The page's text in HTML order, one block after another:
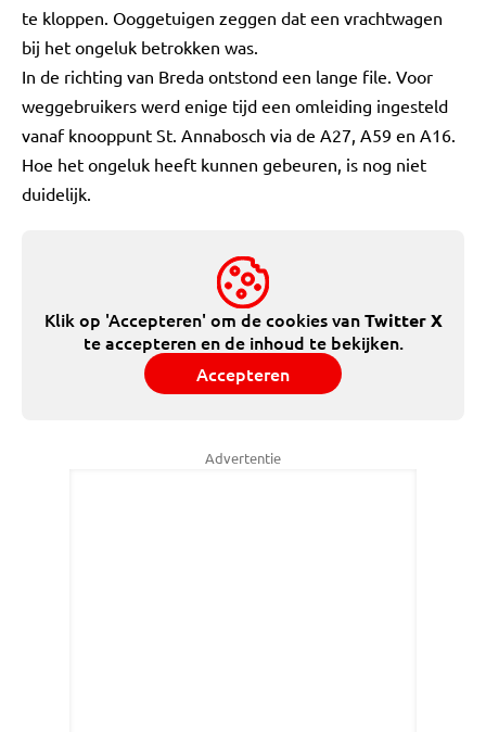
te kloppen. Ooggetuigen zeggen dat een vrachtwagen
bij het ongeluk betrokken was.
In de richting van Breda ontstond een lange file. Voor
weggebruikers werd enige tijd een omleiding ingesteld
vanaf knooppunt St. Annabosch via de A27, A59 en A16.
Hoe het ongeluk heeft kunnen gebeuren, is nog niet
duidelijk.
Klik op 'Accepteren' om de cookies vanTwitter X
te accepteren en de inhoud te bekijken.
Accepteren
Advertentie